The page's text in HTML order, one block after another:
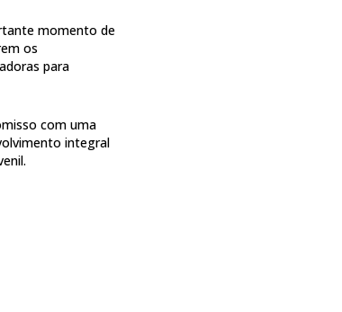
momento de
os
para
com uma
integral